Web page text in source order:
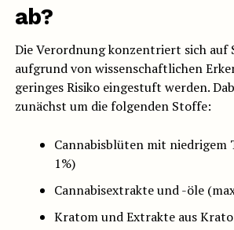
ab?
Die Verordnung konzentriert sich auf
aufgrund von wissenschaftlichen
geringes Risiko eingestuft werden.
zunächst um die folgenden Stoffe:
Cannabisblüten mit niedrigem
1%)
Cannabisextrakte und -öle
Kratom und Extrakte aus